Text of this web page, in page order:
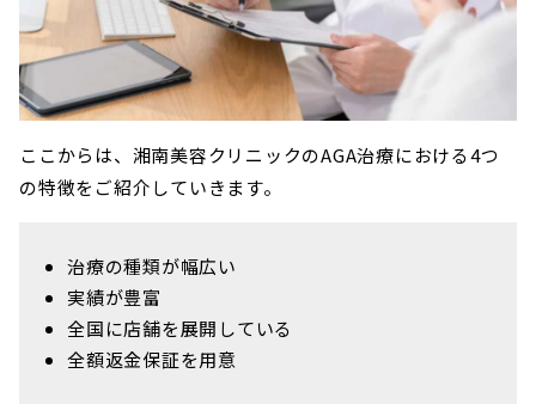
ここからは、湘南美容クリニックのAGA治療における4つ
の特徴をご紹介していきます。
治療の種類が幅広い
実績が豊富
全国に店舗を展開している
全額返金保証を用意